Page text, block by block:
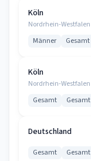
Köln
Nordrhein-Westfalen
Männer Gesamt
Köln
Nordrhein-Westfalen
Gesamt Gesamt
Deutschland
Gesamt Gesamt